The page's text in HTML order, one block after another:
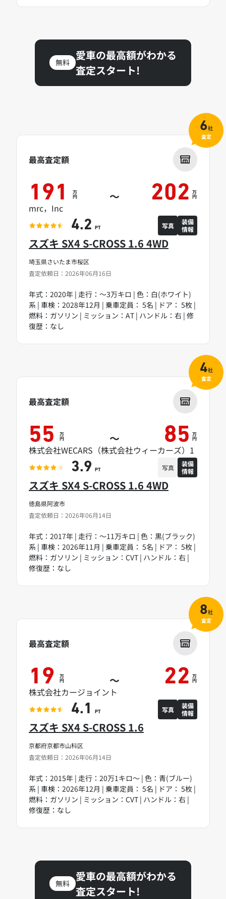
無料
愛車の最高額がわかる
査定スタート!
埼玉県さいたま市桜区
査定依頼日：2026年06月16日
スズキ SX4 S-CROSS 1.6 4WD
年式：2020年 | 走行：～3万キロ | 色：白(ホワイト)
系 | 車検：2028年12月 | 乗車定員： 5名 | ドア： 5枚 |
燃料：ガソリン | ミッション：AT | ハンドル：右 | 修
復歴：なし
最高査定額
191 万
円 ～ 202 万
円
mrc，Inc
4.2 PT 写真
装備
情報
6社
査定
徳島県阿波市
査定依頼日：2026年06月14日
スズキ SX4 S-CROSS 1.6 4WD
年式：2017年 | 走行：～11万キロ | 色：黒(ブラック)
系 | 車検：2026年11月 | 乗車定員： 5名 | ドア： 5枚 |
燃料：ガソリン | ミッション：CVT | ハンドル：右 |
修復歴：なし
最高査定額
55 万
円 ～ 85 万
円
株式会社WECARS（株式会社ウィーカーズ）1
3.9 PT 写真
装備
情報
4社
査定
京都府京都市山科区
査定依頼日：2026年06月14日
スズキ SX4 S-CROSS 1.6
年式：2015年 | 走行：20万1キロ～ | 色：青(ブルー)
系 | 車検：2026年12月 | 乗車定員： 5名 | ドア： 5枚 |
燃料：ガソリン | ミッション：CVT | ハンドル：右 |
修復歴：なし
最高査定額
19 万
円 ～ 22 万
円
株式会社カージョイント
4.1 PT 写真
装備
情報
8社
査定
無料
愛車の最高額がわかる
査定スタート!